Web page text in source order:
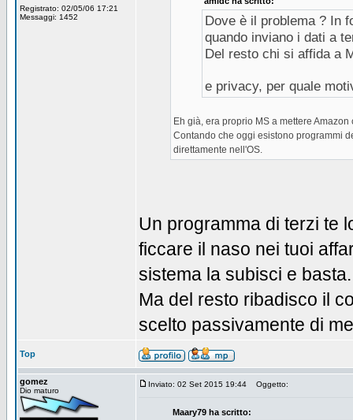
Registrato: 02/05/06 17:21
Messaggi: 1452
Dove è il problema ? In
quando inviano i dati a
Del resto chi si affida a
e privacy, per quale
Eh già, era proprio MS a mettere
Contando che oggi esistono programmi
direttamente nell'OS.
Un programma di terzi te
ficcare il naso nei tuoi
sistema la subisci e basta.
Ma del resto ribadisco il
scelto passivamente di
Top
gomez
Dio maturo
Inviato: 02 Set 2015 19:44 Oggetto:
Maary79 ha scritto: